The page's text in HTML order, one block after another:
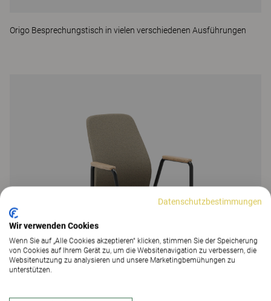
Origo Besprechungstisch in vielen verschiedenen Ausführungen
Datenschutzbestimmungen
Wir verwenden Cookies
Wenn Sie auf „Alle Cookies akzeptieren“ klicken, stimmen Sie der Speicherung
von Cookies auf Ihrem Gerät zu, um die Websitenavigation zu verbessern, die
Websitenutzung zu analysieren und unsere Marketingbemühungen zu
unterstützen.